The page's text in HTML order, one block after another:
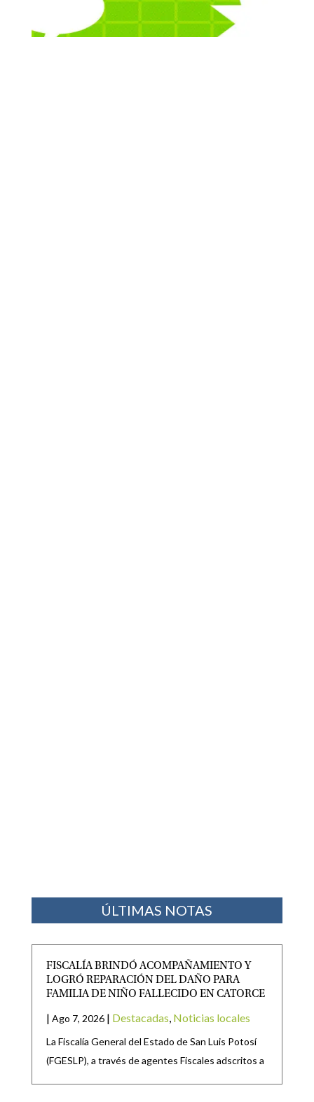
ÚLTIMAS NOTAS
FISCALÍA BRINDÓ ACOMPAÑAMIENTO Y
LOGRÓ REPARACIÓN DEL DAÑO PARA
FAMILIA DE NIÑO FALLECIDO EN CATORCE
| Ago 7, 2026 | Destacadas, Noticias locales
La Fiscalía General del Estado de San Luis Potosí
(FGESLP), a través de agentes Fiscales adscritos a